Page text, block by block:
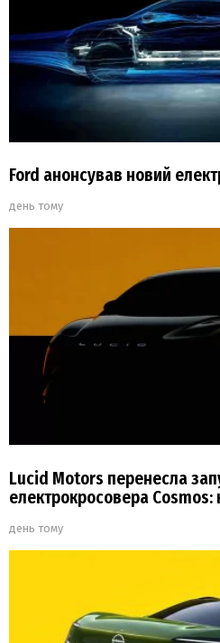
Ford анонсував новий
день тому
Lucid Motors перенесла
електрокросовера Cosmos:
день тому